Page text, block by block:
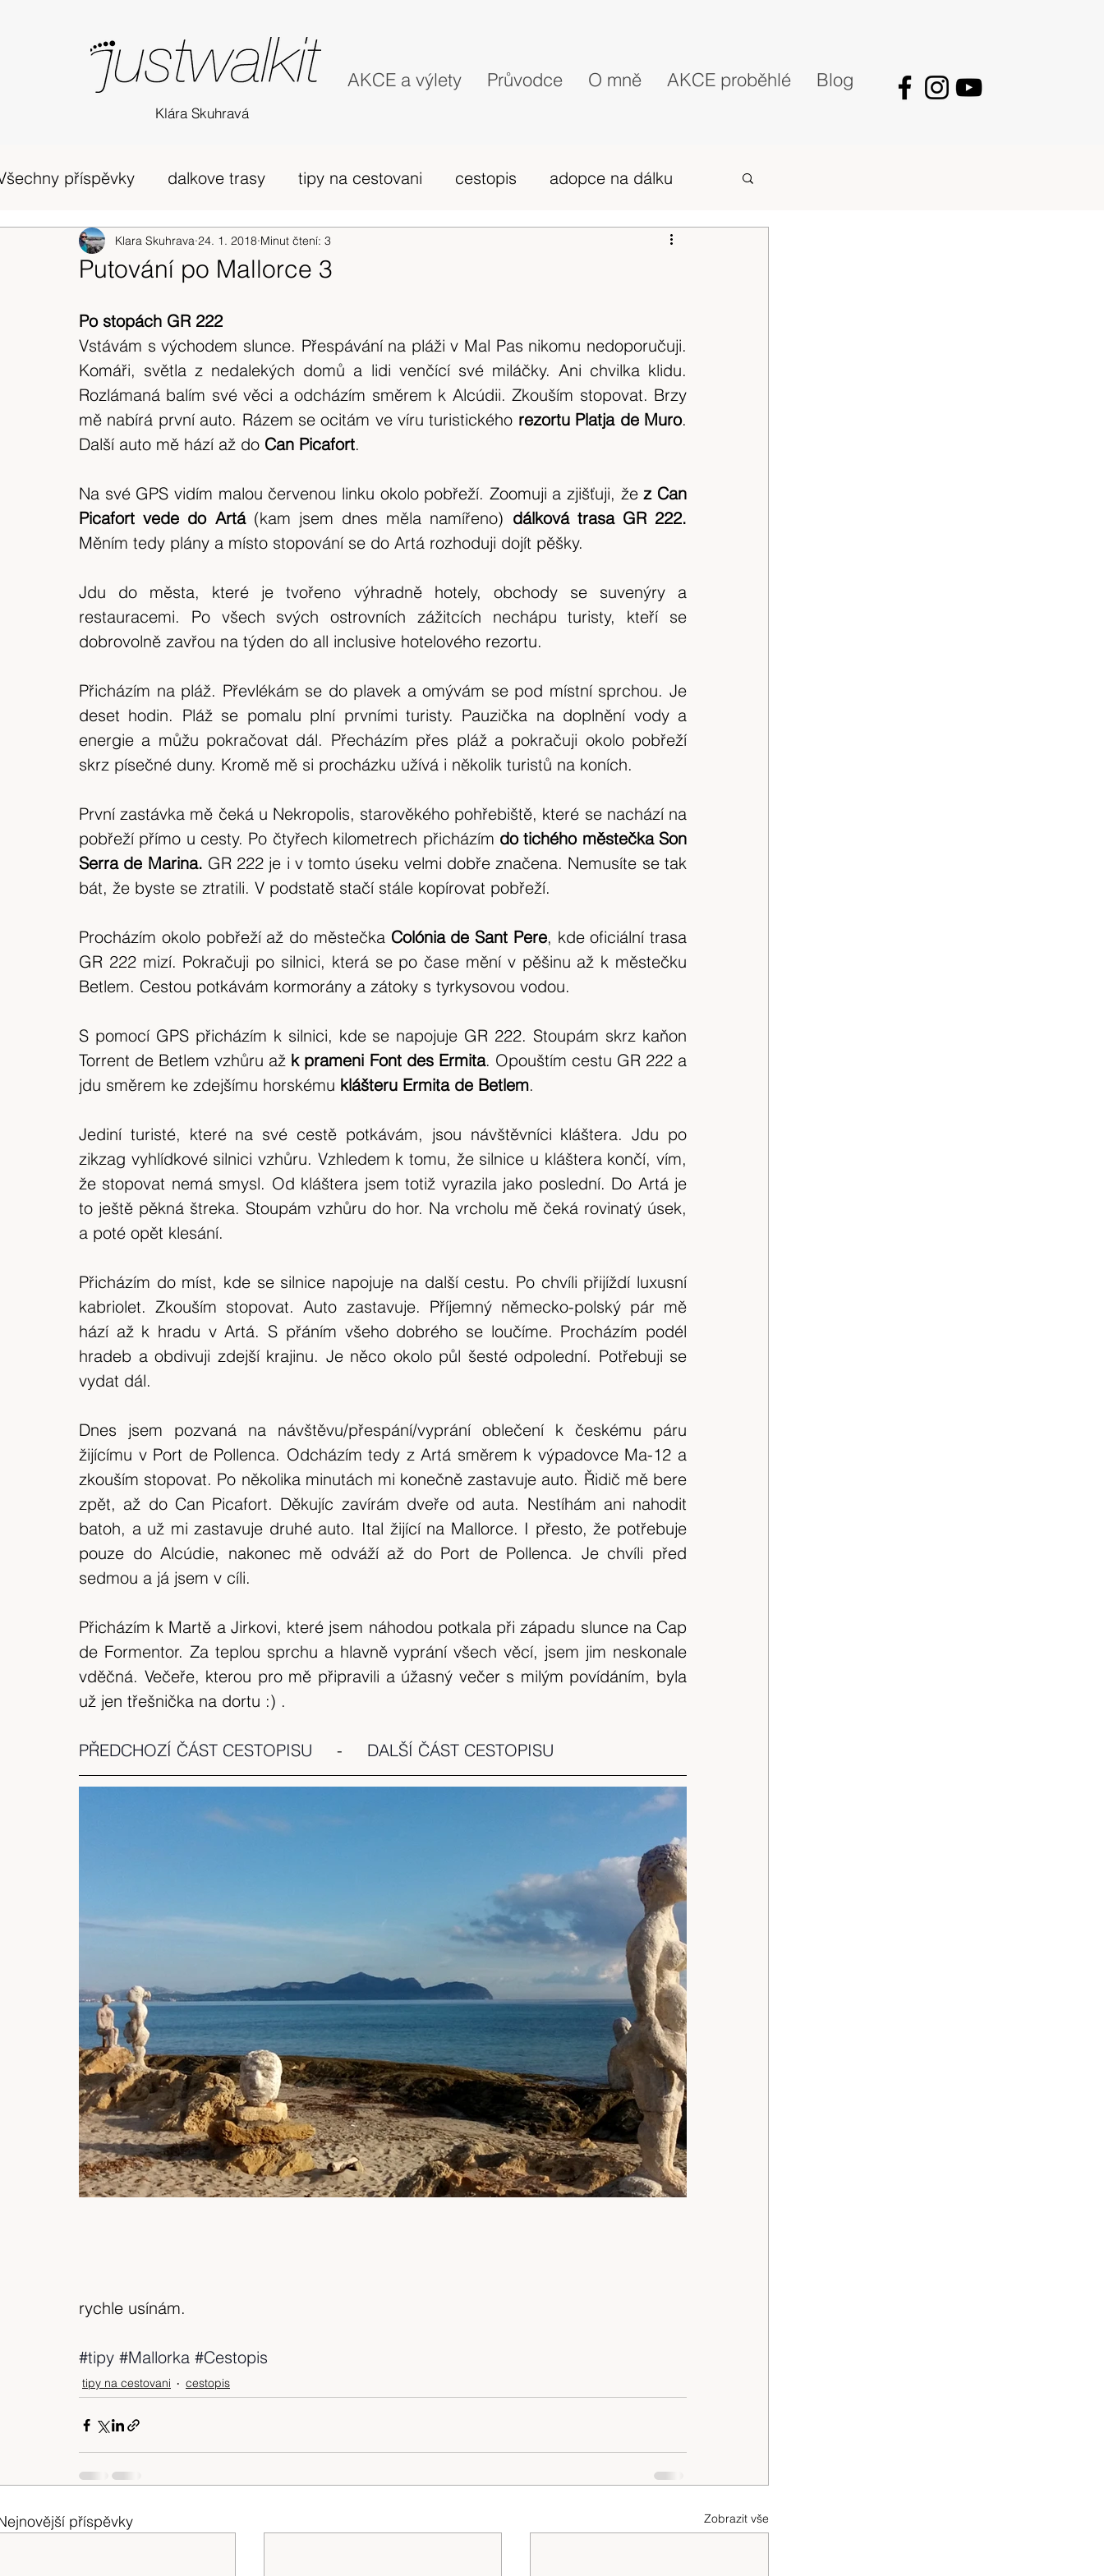
AKCE a výlety Průvodce O mně AKCE proběhlé Blog
Klára Skuhravá
příspěvky dalkove trasy tipy na cestovani cestopis adopce na dálku
Edinburgh horská túra Skotsko camino Portugues
zivot v UK osobni nazory
expedice Skotské ostrovy Indonésie tip na výlet Španělsko výlet 2017
výlet 2018 Srílanka cestuj s mámou
Bílé Karpaty CHKO Island
Putování po Mallorce 3
Klara Skuhrava 24. 1. 2018 Minut čtení: 3
Po stopách GR 222
Vstávám s východem slunce. Přespávání na pláži v Mal Pas nikomu nedoporučuji.
Komáři, světla z nedalekých domů a lidi venčící své miláčky. Ani chvilka klidu.
Rozlámaná balím své věci a odcházím směrem k Alcúdii. Zkouším stopovat. Brzy
mě nabírá první auto. Rázem se ocitám ve víru turistického rezortu Platja de Muro.
Další auto mě hází až do Can Picafort.
Na své GPS vidím malou červenou linku okolo pobřeží. Zoomuji a zjišťuji, že z Can
Picafort vede do Artá (kam jsem dnes měla namířeno)
Měním tedy plány a místo stopování se do Artá rozhoduji dojít pěšky.
Jdu do města, které je tvořeno výhradně hotely, obchody se suvenýry a
restauracemi. Po všech svých ostrovních zážitcích nechápu turisty, kteří se
dobrovolně zavřou na týden do all inclusive hotelového rezortu.
Přicházím na pláž. Převlékám se do plavek a omývám se pod místní sprchou. Je
deset hodin. Pláž se pomalu plní prvními turisty. Pauzička na doplnění vody a
energie a můžu pokračovat dál. Přecházím přes pláž a pokračuji okolo pobřeží
skrz písečné duny. Kromě mě si procházku užívá i několik turistů na koních.
První zastávka mě čeká u Nekropolis, starověkého pohřebiště, které se nachází na
pobřeží přímo u cesty. Po čtyřech kilometrech přicházím do tichého městečka Son
Serra de Marina. GR 222 je i v tomto úseku velmi dobře značena. Nemusíte se tak
bát, že byste se ztratili. V podstatě stačí stále kopírovat pobřeží.
Procházím okolo pobřeží až do městečka Colónia de Sant Pere, kde oficiální trasa
GR 222 mizí. Pokračuji po silnici, která se po čase mění v pěšinu až k městečku
Betlem. Cestou potkávám kormorány a zátoky s tyrkysovou vodou.
S pomocí GPS přicházím k silnici, kde se napojuje GR 222. Stoupám skrz kaňon
Torrent de Betlem vzhůru až k prameni Font des Ermita. Opouštím cestu GR 222 a
jdu směrem ke zdejšímu horskému klášteru Ermita de Betlem.
Jediní turisté, které na své cestě potkávám, jsou návštěvníci kláštera. Jdu po
zikzag vyhlídkové silnici vzhůru. Vzhledem k tomu, že silnice u kláštera končí, vím,
že stopovat nemá smysl. Od kláštera jsem totiž vyrazila jako poslední. Do Artá je
to ještě pěkná štreka. Stoupám vzhůru do hor. Na vrcholu mě čeká rovinatý úsek,
a poté opět klesání.
Přicházím do míst, kde se silnice napojuje na další cestu. Po chvíli přijíždí luxusní
kabriolet. Zkouším stopovat. Auto zastavuje. Příjemný německo-polský pár mě
hází až k hradu v Artá. S přáním všeho dobrého se loučíme. Procházím podél
hradeb a obdivuji zdejší krajinu. Je něco okolo půl šesté odpolední. Potřebuji se
vydat dál.
Dnes jsem pozvaná na návštěvu/přespání/vyprání oblečení k českému páru
žijícímu v Port de Pollenca. Odcházím tedy z Artá směrem k výpadovce Ma-12 a
zkouším stopovat. Po několika minutách mi konečně zastavuje auto. Řidič mě bere
zpět, až do Can Picafort. Děkujíc zavírám dveře od auta. Nestíhám ani nahodit
batoh, a už mi zastavuje druhé auto. Ital žijící na Mallorce. I přesto, že potřebuje
pouze do Alcúdie, nakonec mě odváží až do Port de Pollenca. Je chvíli před
sedmou a já jsem v cíli.
Přicházím k Martě a Jirkovi, které jsem náhodou potkala při západu slunce na Cap
de Formentor. Za teplou sprchu a hlavně vyprání všech věcí, jsem jim neskonale
vděčná. Večeře, kterou pro mě připravili a úžasný večer s milým povídáním, byla
už jen třešnička na dortu :) .
PŘEDCHOZÍ ČÁST CESTOPISU
     -
DALŠÍ ČÁST CESTOPISU
rychle usínám.
#tipy #Mallorka #Cestopis
tipy na cestovani cestopis
příspěvky Zobrazit vše